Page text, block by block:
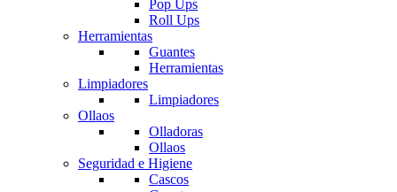
Pop Ups
Roll Ups
Herramientas
Guantes
Herramientas
Limpiadores
Limpiadores
Ollaos
Olladoras
Ollaos
Seguridad e Higiene
Cascos